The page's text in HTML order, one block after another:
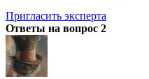
Пригласить эксперта
Ответы на вопрос 2